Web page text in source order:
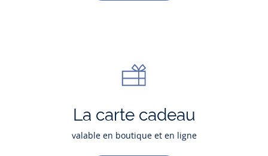
La carte cadeau
valable en boutique et en ligne